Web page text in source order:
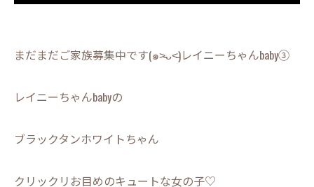
まだまだご家族募集中です(๑˃̵ᴗ˂̵)レイニーちゃんbaby③
レイニーちゃんbabyの
ブラックタンホワイトちゃん
クリックリお目めのキュートな女の子♡